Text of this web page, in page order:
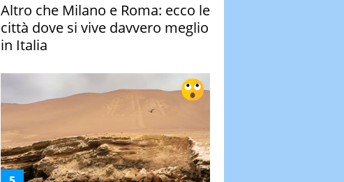
Altro che Milano e Roma: ecco le
città dove si vive davvero meglio
in Italia